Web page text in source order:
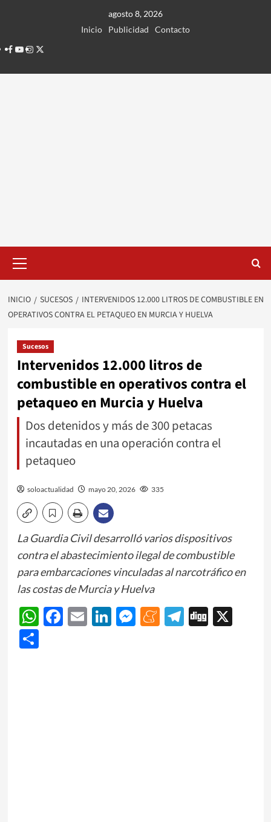
agosto 8, 2026
Inicio
Publicidad
Contacto
Facebook
Youtube
Instagram
Twitter
principal
INICIO SUCESOS
INTERVENIDOS 12.000 LITROS DE COMBUSTIBLE EN
OPERATIVOS CONTRA EL PETAQUEO EN MURCIA Y HUELVA
Sucesos
Intervenidos 12.000 litros de
combustible en operativos contra el
petaqueo en Murcia y Huelva
Dos detenidos y más de 300 petacas
incautadas en una operación contra el
petaqueo
soloactualidad mayo 20, 2026 335
La Guardia Civil desarrolló varios dispositivos
contra el abastecimiento ilegal de combustible
para embarcaciones vinculadas al narcotráfico en
las costas de Murcia y Huelva
WhatsApp
Facebook
EmailLinkedIn
Messenger
Meneame
Telegram
Digg
X
Share